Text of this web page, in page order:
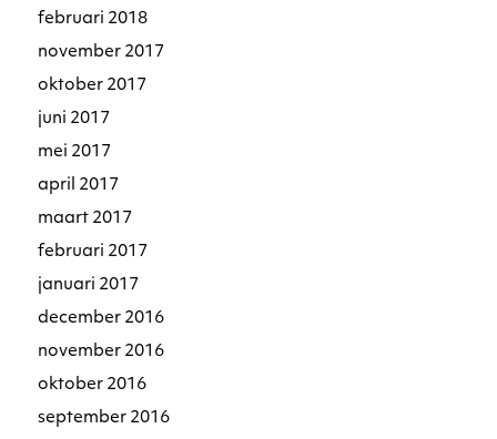
februari 2018
november 2017
oktober 2017
juni 2017
mei 2017
april 2017
maart 2017
februari 2017
januari 2017
december 2016
november 2016
oktober 2016
september 2016